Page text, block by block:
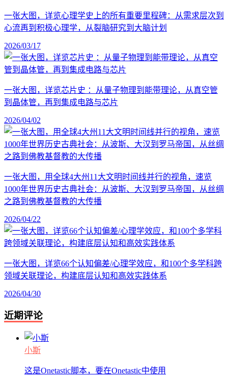
一张大图，详览心理学史上的所有重要里程碑：从需求层次到
心流再到积极心理学，从裂脑研究到大脑计划
2026/03/17
一张大图，详览芯片史 ：从量子物理到能带理论，从真空管
到晶体管，再到集成电路与芯片
2026/04/02
一张大图，用全球4大州11大文明时间线并行的视角，速览
1000年世界历史古典社会：从波斯、大汉到罗马帝国，从丝绸
之路到佛教基督教的大传播
2026/04/22
一张大图，详览66个认知偏差/心理学效应，和100个多学科跨
领域关联理论，构建底层认知和高效实践体系
2026/04/30
近期评论
小斯
这是Onetastic脚本，要在Onetastic中使用